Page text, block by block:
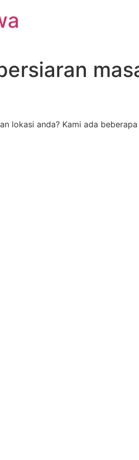
lokasi anda? Kami ada